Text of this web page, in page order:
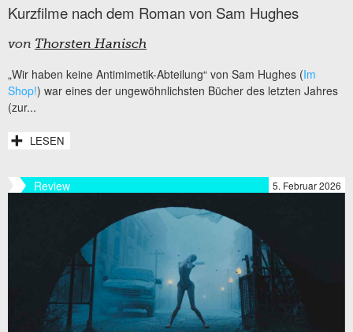
Kurzfilme nach dem Roman von Sam Hughes
von Thorsten Hanisch
„Wir haben keine Antimimetik-Abteilung“ von Sam Hughes (Im
Shop!) war eines der ungewöhnlichsten Bücher des letzten Jahres
(zur...
LESEN
Review 5. Februar 2026